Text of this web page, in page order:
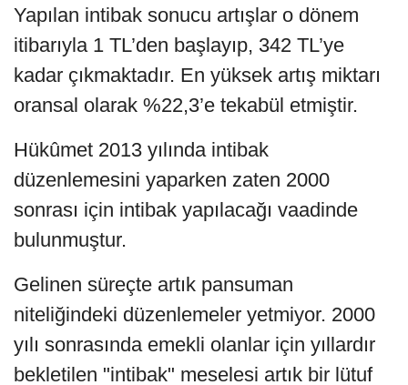
Yapılan intibak sonucu artışlar o dönem
itibarıyla 1 TL’den başlayıp, 342 TL’ye
kadar çıkmaktadır. En yüksek artış miktarı
oransal olarak %22,3’e tekabül etmiştir.
Hükûmet 2013 yılında intibak
düzenlemesini yaparken zaten 2000
sonrası için intibak yapılacağı vaadinde
bulunmuştur.
Gelinen süreçte artık pansuman
niteliğindeki düzenlemeler yetmiyor. 2000
yılı sonrasında emekli olanlar için yıllardır
bekletilen "intibak" meselesi artık bir lütuf